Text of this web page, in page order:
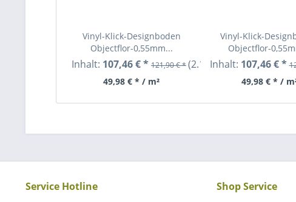
Vinyl-Klick-Designboden
Objectflor-0,55mm...
Inhalt: 107,46 € * 121,90 € *(2.15 m²)
49,98 € * / m²
Vinyl-Klick-
Objectflor-
Inhalt: 107,46 € *
49,98 € * /
Service Hotline Shop Service